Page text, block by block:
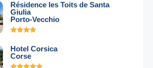
Résidence les Toits de Santa
Giulia
Porto-Vecchio
Hotel Corsica
Corse